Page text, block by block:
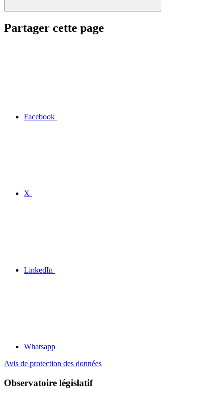
Partager cette page
Facebook
X
LinkedIn
Whatsapp
Avis de protection des données
Observatoire législatif